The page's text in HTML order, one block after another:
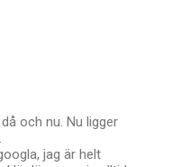
och nu. Nu ligger
jag är helt